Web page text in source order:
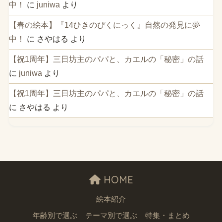
中！
に juniwa より
【春の絵本】『14ひきのぴくにっく』自然の発見に夢
中！
に さやはる より
【祝1周年】三日坊主のパパと、カエルの「秘密」の話
に juniwa より
【祝1周年】三日坊主のパパと、カエルの「秘密」の話
に さやはる より
HOME
絵本紹介
年齢別で選ぶ テーマ別で選ぶ 特集・まとめ